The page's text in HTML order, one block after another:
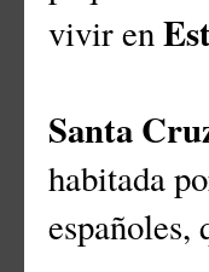
vivir en
Santa
habitada
españoles,